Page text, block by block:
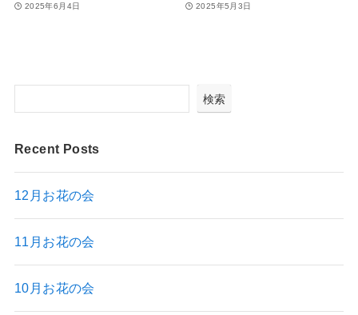
2025年6月4日 2025年5月3日
検索
Recent Posts
12月お花の会
11月お花の会
10月お花の会